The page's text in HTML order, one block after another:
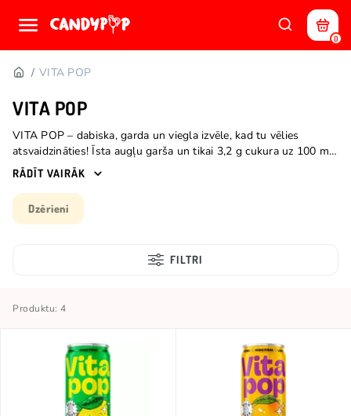
0
VITA POP
VITA POP
VITA POP – dabiska, garda un viegla izvēle, kad tu vēlies
atsvaidzināties! Īsta augļu garša un tikai 3,2 g cukura uz 100 ml,
līdz 50 kcal un nekādu mākslīgo piedevu. Dabiskas prebiotikas
šķiedrvielas atbalsta tavu gremošanu un vispārīgo labsajūtu, lai
tu vari izbaudīt garšu, kas ne tikai atsvaidzina, bet arī darbojas
no iekšpuses!
RĀDĪT VAIRĀK
Dzērieni
FILTRI
Produktu: 4